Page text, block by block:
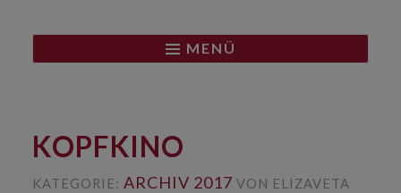
MENÜ
KOPFKINO
KATEGORIE: ARCHIV 2017 VON ELIZAVETA